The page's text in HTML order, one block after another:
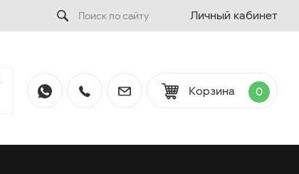
Личный кабинет
Корзина 0